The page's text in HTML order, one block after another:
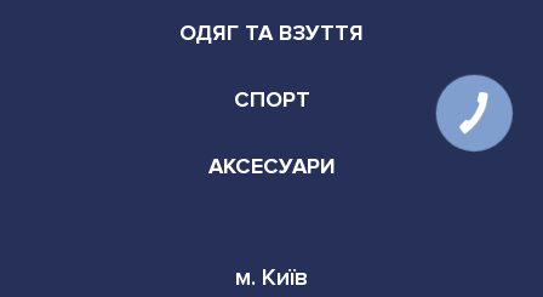
ОДЯГ ТА ВЗУТТЯ
СПОРТ
АКСЕСУАРИ
м. Київ